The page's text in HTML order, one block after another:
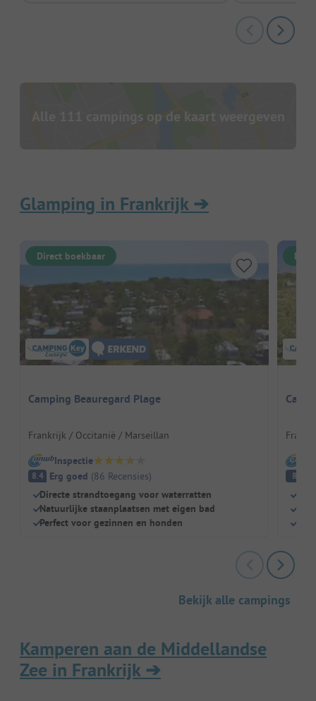
Alle 111 campings op de kaart weergeven
Glamping in Frankrijk➔
Direct boekbaar
Camping Beauregard Plage
Frankrijk / Occitanië / Marseillan
Inspectie
8.4 Erg goed (86 Recensies)
Directe strandtoegang voor waterratten
Natuurlijke staanplaatsen met eigen bad
Perfect voor gezinnen en honden
8
Bekijk alle campings
Kamperen aan de Middellandse
Zee in Frankrijk➔